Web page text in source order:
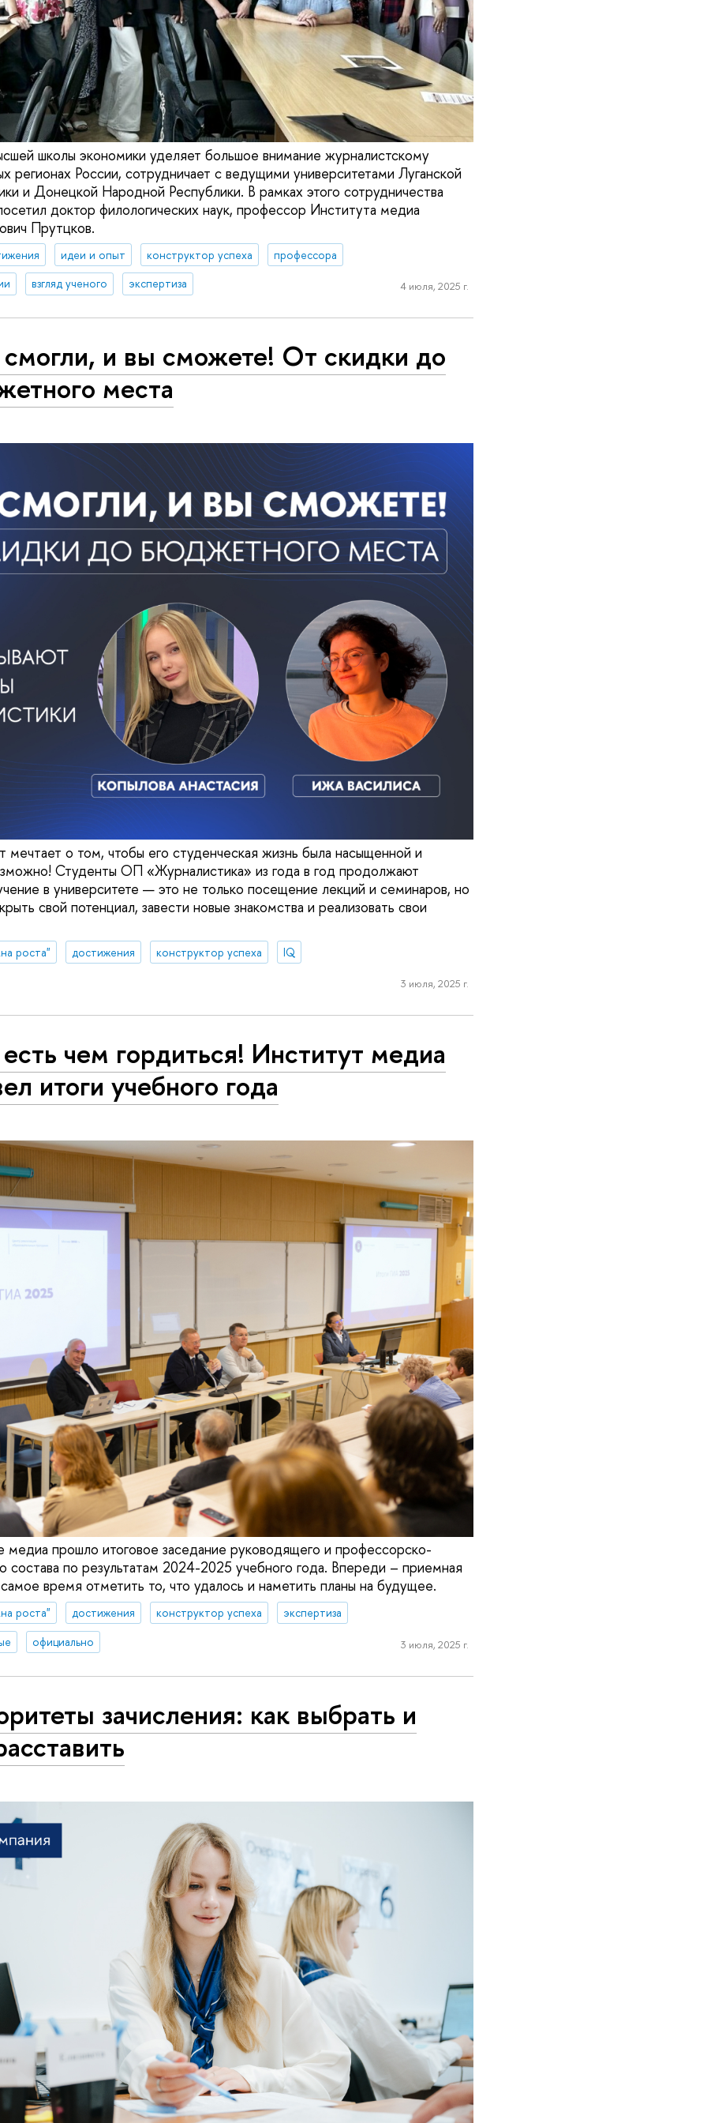
школы экономики уделяет большое внимание журналистскому
регионах России, сотрудничает с ведущими университетами Луганской
и Донецкой Народной Республики. В рамках этого сотрудничества
доктор филологических наук, профессор Института медиа
Прутцков.
идеи и опыт конструктор успеха
профессора
взгляд ученого экспертиза 4 июля, 2025 г.
и вы сможете! От скидки до
места
о том, чтобы его студенческая жизнь была насыщенной и
Студенты ОП «Журналистика» из года в год продолжают
в университете — это не только посещение лекций и семинаров, но
свой потенциал, завести новые знакомства и реализовать свои
роста" достижения конструктор успеха IQ
3 июля, 2025 г.
чем гордиться! Институт медиа
итоги учебного года
медиа прошло итоговое заседание руководящего и профессорско-
состава по результатам 2024-2025 учебного года. Впереди – приемная
время отметить то, что удалось и наметить планы на будущее.
роста" достижения конструктор успеха
экспертиза
официально 3 июля, 2025 г.
зачисления: как выбрать и